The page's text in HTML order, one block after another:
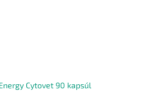
Cytovet 90 kapsúl